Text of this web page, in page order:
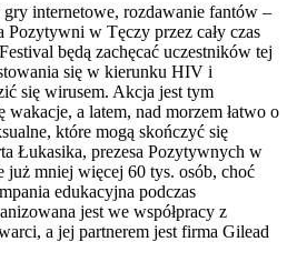
internetowe, rozdawanie fantów –
Pozytywni w Tęczy przez cały czas
będą zachęcać uczestników tej
się w kierunku HIV i
się wirusem. Akcja jest tym
wakacje, a latem, nad morzem łatwo o
które mogą skończyć się
Łukasika, prezesa Pozytywnych w
mniej więcej 60 tys. osób, choć
edukacyjna podczas
jest we współpracy z
a jej partnerem jest firma Gilead